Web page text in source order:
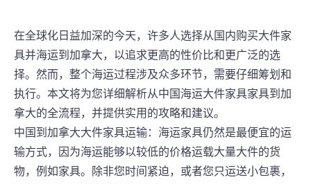
在全球化日益加深的今天，许多人选择从国内购买大件家
具并海运到加拿大，以追求更高的性价比和更广泛的选
择。然而，整个海运过程涉及众多环节，需要仔细筹划和
执行。本文将为您详细解析从中国海运大件家具家具到加
拿大的全流程，并提供实用的攻略和建议。
中国到加拿大大件家具运输：海运家具仍然是最便宜的运
输方式，因为海运能够以较低的价格运载大量大件的货
物，例如家具。除非您时间紧迫，或者您只运送小包裹，